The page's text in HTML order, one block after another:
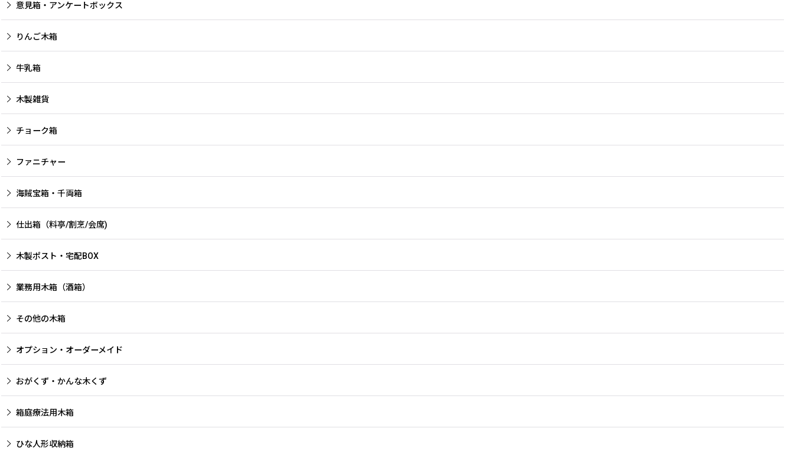
意見箱・アンケートボックス
りんご木箱
牛乳箱
木製雑貨
チョーク箱
ファニチャー
海賊宝箱・千両箱
仕出箱（料亭/割烹/会席)
木製ポスト・宅配BOX
業務用木箱（酒箱）
その他の木箱
オプション・オーダーメイド
おがくず・かんな木くず
箱庭療法用木箱
ひな人形収納箱